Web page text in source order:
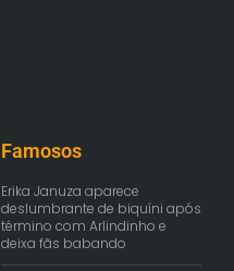
Famosos
Erika Januza aparece
deslumbrante de biquíni após
término com Arlindinho e
deixa fãs babando